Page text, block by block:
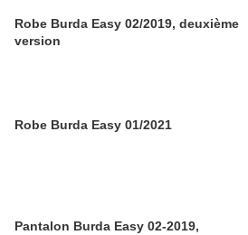
Robe Burda Easy 02/2019, deuxième
version
Robe Burda Easy 01/2021
Pantalon Burda Easy 02-2019,